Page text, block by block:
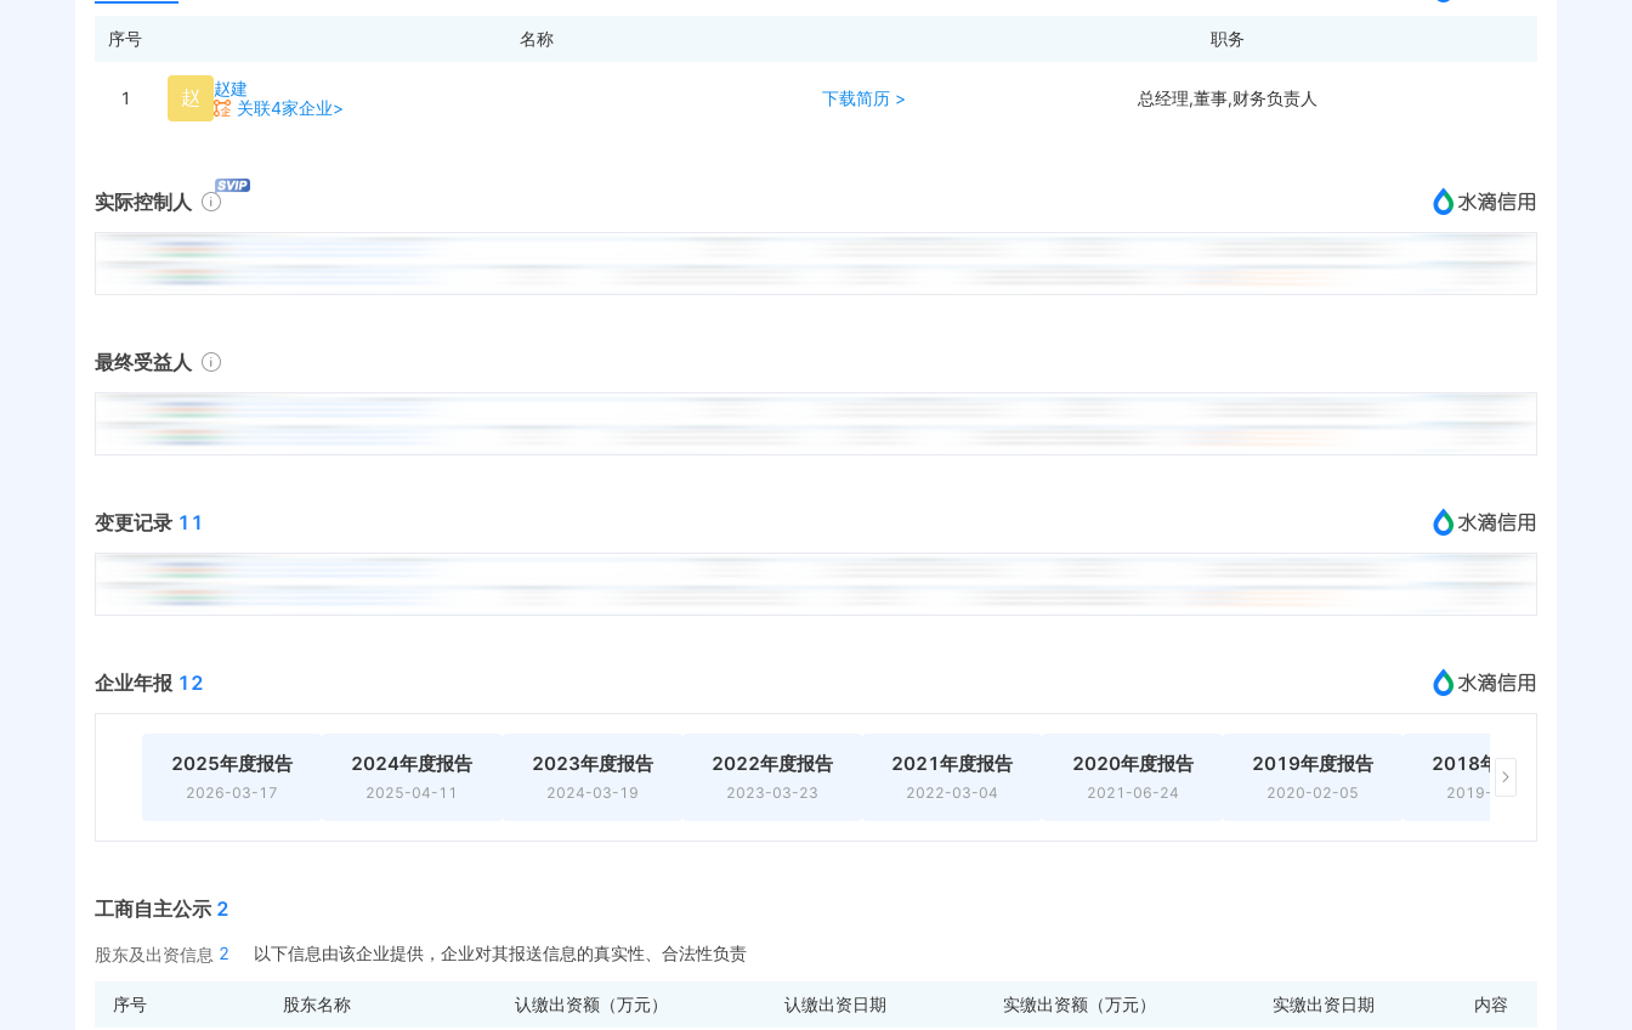
序号 名称 职务
1 赵
赵建
关联4家企业>
下载简历 > 总经理,董事,财务负责人
实际控制人
最终受益人
变更记录 11
企业年报 12
2025年度报告
2026-03-17
2024年度报告
2025-04-11
2023年度报告
2024-03-19
2022年度报告
2023-03-23
2021年度报告
2022-03-04
2020年度报告
2021-06-24
2019年度报告
2020-02-05
2018年度报告
2019-05-22
工商自主公示 2
股东及出资信息 2 以下信息由该企业提供，企业对其报送信息的真实性、合法性负责
序号 股东名称 认缴出资额（万元） 认缴出资日期 实缴出资额（万元） 实缴出资日期 内容